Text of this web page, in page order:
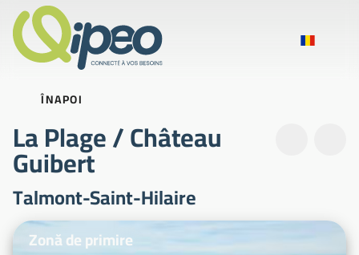
ÎNAPOI
La Plage / Château
Guibert
Talmont-Saint-Hilaire
Fotografii ilustrative
Zonă de primire